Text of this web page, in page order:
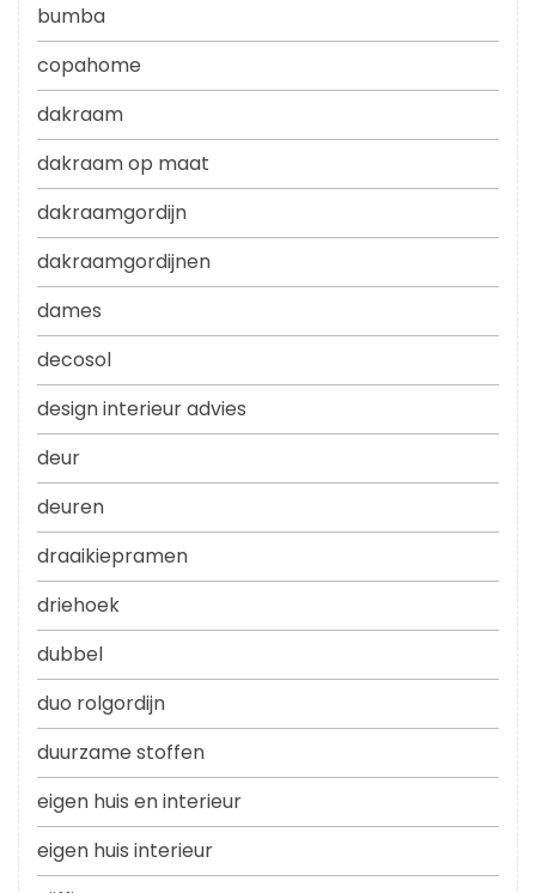
bumba
copahome
dakraam
dakraam op maat
dakraamgordijn
dakraamgordijnen
dames
decosol
design interieur advies
deur
deuren
draaikiepramen
driehoek
dubbel
duo rolgordijn
duurzame stoffen
eigen huis en interieur
eigen huis interieur